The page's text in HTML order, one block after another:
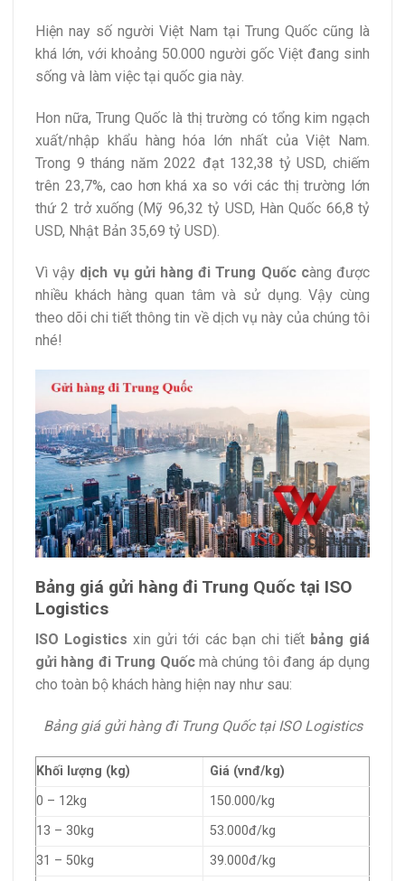
Hiện nay số người Việt Nam tại Trung Quốc cũng là
khá lớn, với khoảng 50.000 người gốc Việt đang sinh
sống và làm việc tại quốc gia này.
Hon nữa, Trung Quốc là thị trường có tổng kim ngạch
xuất/nhập khẩu hàng hóa lớn nhất của Việt Nam.
Trong 9 tháng năm 2022 đạt 132,38 tỷ USD, chiếm
trên 23,7%, cao hơn khá xa so với các thị trường lớn
thứ 2 trở xuống (Mỹ 96,32 tỷ USD, Hàn Quốc 66,8 tỷ
USD, Nhật Bản 35,69 tỷ USD).
Vì vậy dịch vụ gửi hàng đi Trung Quốc càng được
nhiều khách hàng quan tâm và sử dụng. Vậy cùng
theo dõi chi tiết thông tin về dịch vụ này của chúng tôi
nhé!
Bảng giá gửi hàng đi Trung Quốc tại ISO
Logistics
ISO Logistics xin gửi tới các bạn chi tiết bảng giá
gửi hàng đi Trung Quốcmà chúng tôi đang áp dụng
cho toàn bộ khách hàng hiện nay như sau:
Bảng giá gửi hàng đi Trung Quốc tại ISO Logistics
Khối lượng (kg)
Giá (vnđ/kg)
0 – 12kg
150.000/kg
13 – 30kg
53.000đ/kg
31 – 50kg
39.000đ/kg